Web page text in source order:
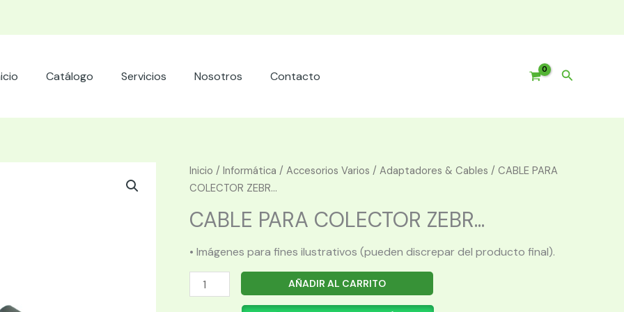
Catálogo Servicios Nosotros Contacto Buscar
Inicio / Informática / Accesorios Varios / Adaptadores & Cables / CABLE PARA
COLECTOR ZEBR...
CABLE PARA COLECTOR ZEBR...
• Imágenes para fines ilustrativos (pueden discrepar del producto final).
CABLE
PARA
AÑADIR AL CARRITO